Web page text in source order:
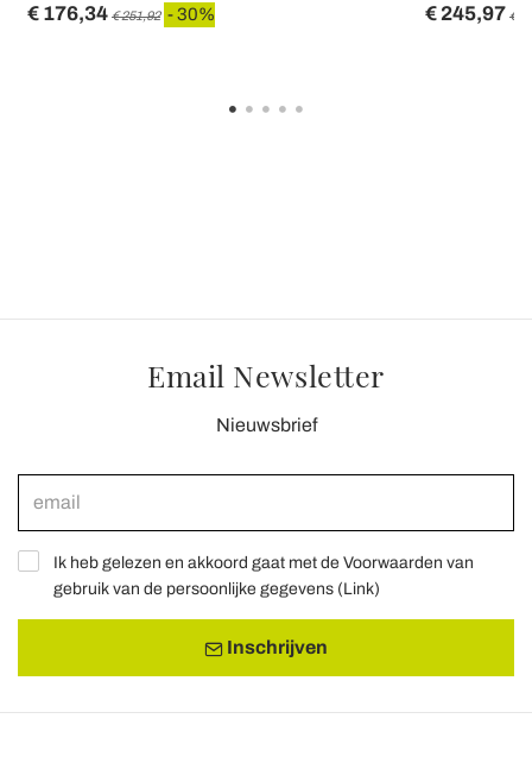
€ 176,34 € 251,92 - 30% € 245,97 €
Email Newsletter
Nieuwsbrief
Ik heb gelezen en akkoord gaat met de Voorwaarden van
gebruik van de persoonlijke gegevens (Link)
Inschrijven